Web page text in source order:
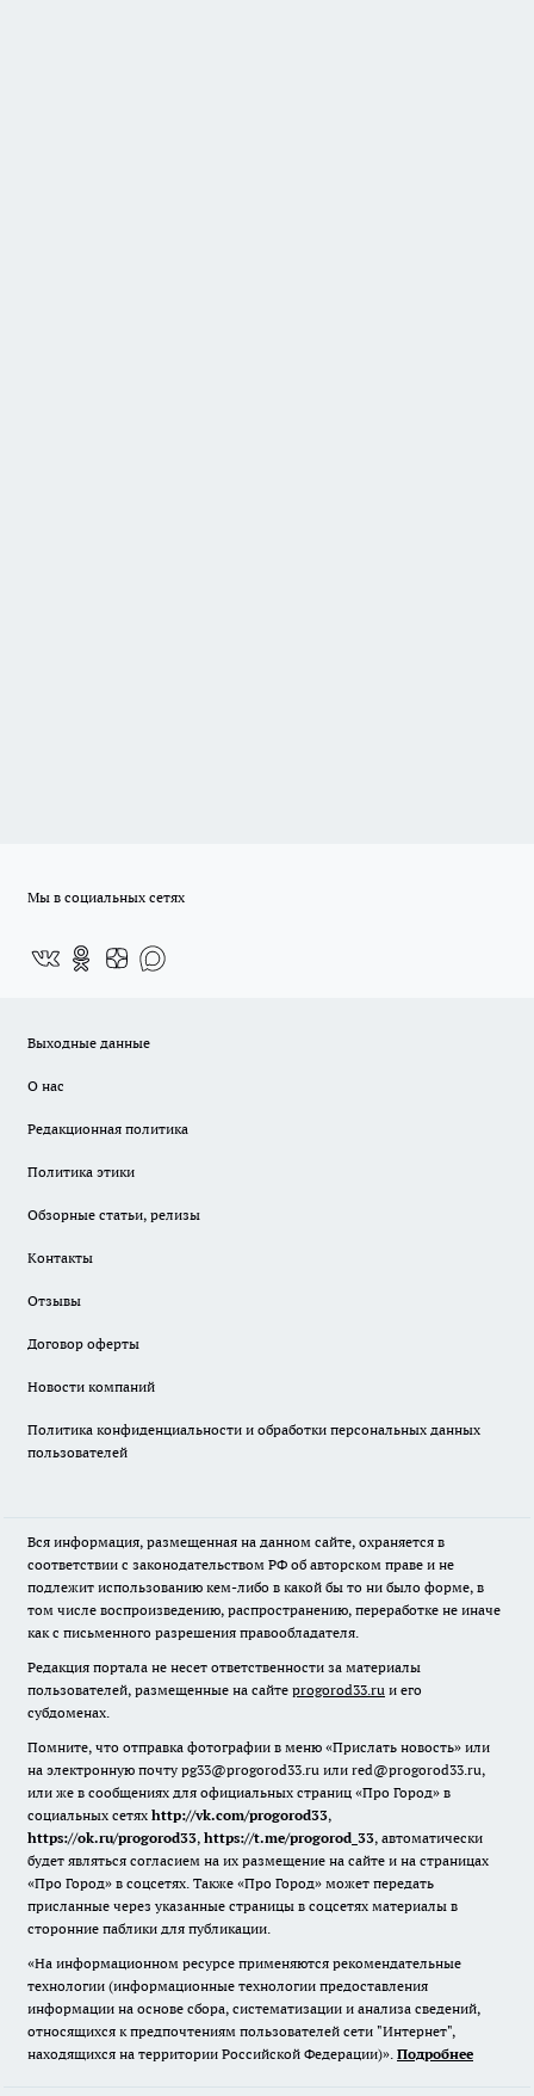
Мы в социальных сетях
Выходные данные
О нас
Редакционная политика
Политика этики
Обзорные статьи, релизы
Контакты
Отзывы
Договор оферты
Новости компаний
Политика конфиденциальности и обработки персональных данных
пользователей
Вся информация, размещенная на данном сайте, охраняется в
соответствии с законодательством РФ об авторском праве и не
подлежит использованию кем-либо в какой бы то ни было форме, в
том числе воспроизведению, распространению, переработке не иначе
как с письменного разрешения правообладателя.
Редакция портала не несет ответственности за материалы
пользователей, размещенные на сайте progorod33.ru и его
субдоменах.
Помните, что отправка фотографии в меню «Прислать новость» или
на электронную почту pg33@progorod33.ru или red@progorod33.ru,
или же в сообщениях для официальных страниц «Про Город» в
социальных сетях http://vk.com/progorod33,
https://ok.ru/progorod33, https://t.me/progorod_33, автоматически
будет являться согласием на их размещение на сайте и на страницах
«Про Город» в соцсетях. Также «Про Город» может передать
присланные через указанные страницы в соцсетях материалы в
сторонние паблики для публикации.
«На информационном ресурсе применяются рекомендательные
технологии (информационные технологии предоставления
информации на основе сбора, систематизации и анализа сведений,
относящихся к предпочтениям пользователей сети "Интернет",
находящихся на территории Российской Федерации)». Подробнее